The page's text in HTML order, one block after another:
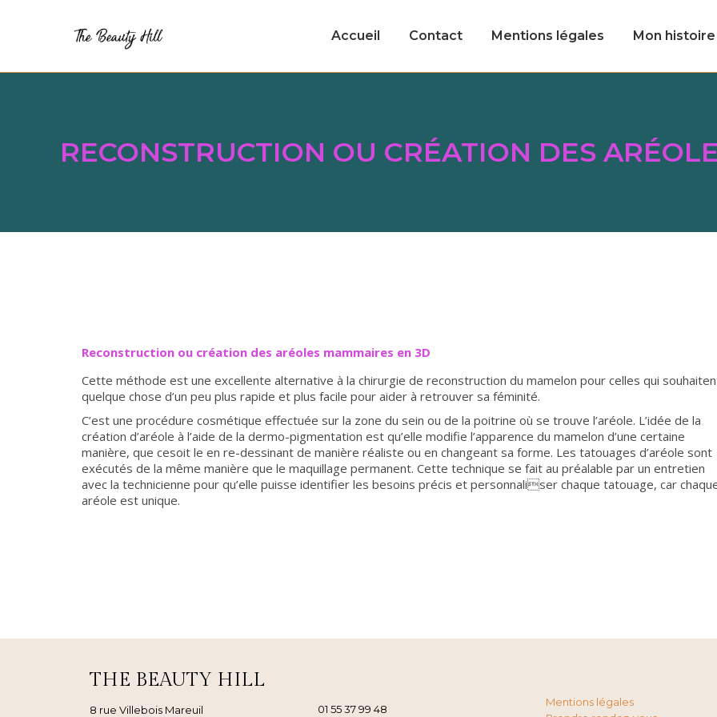
Accueil Contact Mentions légales Mon histoire
RECONSTRUCTION OU CRÉATION DES
Reconstruction ou création des aréoles mammaires en 3D
Cette méthode est une excellente alternative à la chirurgie de reconstruction du mamelon pour celles qui
quelque chose d’un peu plus rapide et plus facile pour aider à retrouver sa féminité.
C’est une procédure cosmétique effectuée sur la zone du sein ou de la poitrine où se trouve l’aréole. L’idée de la
création d’aréole à l’aide de la dermo-pigmentation est qu’elle modifie l’apparence du mamelon d’une certaine
manière, que cesoit le en re-dessinant de manière réaliste ou en changeant sa forme. Les tatouages d’aréole sont
exécutés de la même manière que le maquillage permanent. Cette technique se fait au préalable par un entretien
avec la technicienne pour qu’elle puisse identifier les besoins précis et personnaliser chaque tatouage, car
aréole est unique.
THE BEAUTY HILL
8 rue Villebois Mareuil 01 55 37 99 48
Mentions légales